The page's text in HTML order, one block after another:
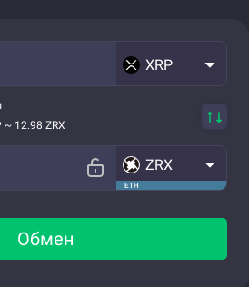
XRP
~ 12.98 ZRX
ETH
ZRX
Обмен